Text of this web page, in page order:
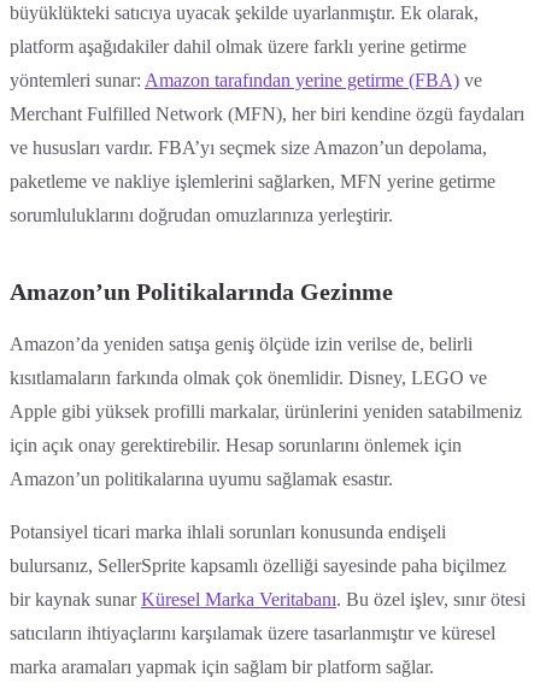
büyüklükteki satıcıya uyacak şekilde uyarlanmıştır. Ek olarak,
platform aşağıdakiler dahil olmak üzere farklı yerine getirme
yöntemleri sunar: Amazon tarafından yerine getirme (FBA) ve
Merchant Fulfilled Network (MFN), her biri kendine özgü faydaları
ve hususları vardır. FBA’yı seçmek size Amazon’un depolama,
paketleme ve nakliye işlemlerini sağlarken, MFN yerine getirme
sorumluluklarını doğrudan omuzlarınıza yerleştirir.
Amazon’un Politikalarında Gezinme
Amazon’da yeniden satışa geniş ölçüde izin verilse de, belirli
kısıtlamaların farkında olmak çok önemlidir. Disney, LEGO ve
Apple gibi yüksek profilli markalar, ürünlerini yeniden satabilmeniz
için açık onay gerektirebilir. Hesap sorunlarını önlemek için
Amazon’un politikalarına uyumu sağlamak esastır.
Potansiyel ticari marka ihlali sorunları konusunda endişeli
bulursanız, SellerSprite kapsamlı özelliği sayesinde paha biçilmez
bir kaynak sunarKüresel Marka Veritabanı. Bu özel işlev, sınır ötesi
satıcıların ihtiyaçlarını karşılamak üzere tasarlanmıştır ve küresel
marka aramaları yapmak için sağlam bir platform sağlar.